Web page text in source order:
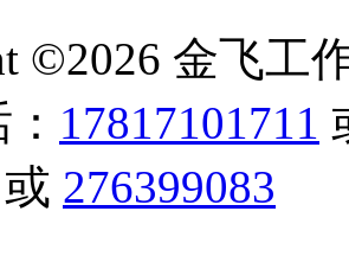
©2026 金飞工
17817101711
或 276399083